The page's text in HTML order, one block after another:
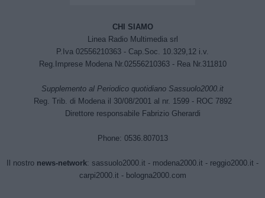
CHI SIAMO
Linea Radio Multimedia srl
P.Iva 02556210363 - Cap.Soc. 10.329,12 i.v.
Reg.Imprese Modena Nr.02556210363 - Rea Nr.311810
Supplemento al Periodico quotidiano Sassuolo2000.it
Reg. Trib. di Modena il 30/08/2001 al nr. 1599 - ROC 7892
Direttore responsabile Fabrizio Gherardi
Phone: 0536.807013
Il nostro news-network: sassuolo2000.it - modena2000.it - reggio2000.it -
carpi2000.it- bologna2000.com